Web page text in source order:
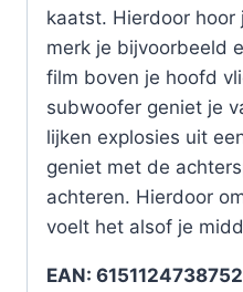
kaatst. Hierdoor hoor
merk je bijvoorbeeld
film boven je hoofd
subwoofer geniet je
lijken explosies uit
geniet met de
achteren. Hierdoor
voelt het alsof je
EAN: 6151124738752